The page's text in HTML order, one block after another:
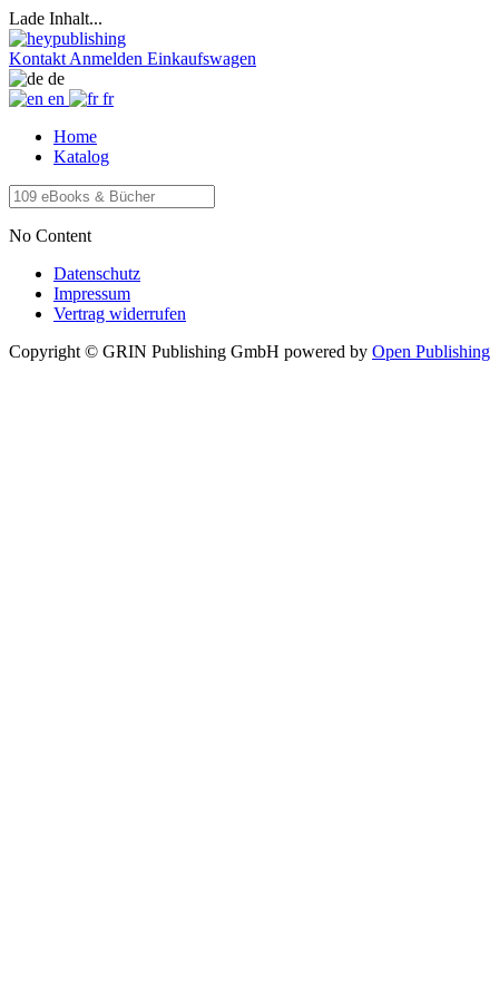
Lade Inhalt...
Kontakt Anmelden Einkaufswagen
de
en
fr
Home
Katalog
No Content
Datenschutz
Impressum
Vertrag widerrufen
Copyright © GRIN Publishing GmbH powered by Open Publishing